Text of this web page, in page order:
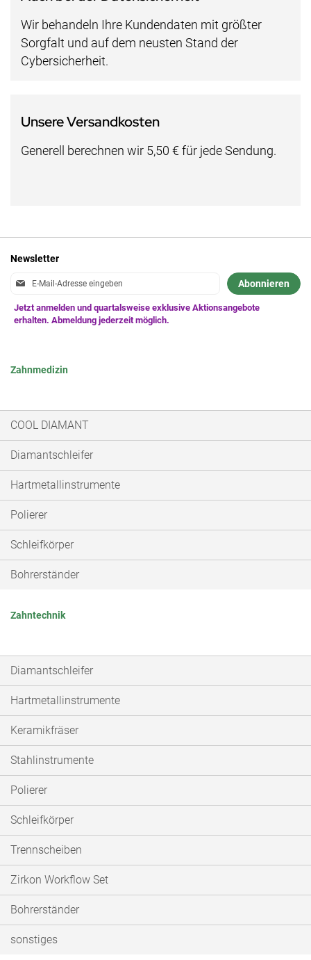
Wir behandeln Ihre Kundendaten mit größter
Sorgfalt und auf dem neusten Stand der
Cybersicherheit.
Unsere Versandkosten
Generell berechnen wir 5,50 € für jede Sendung.
Newsletter
Anmeldung
Newsletter:
Abonnieren
Zahnmedizin
COOL DIAMANT
Diamantschleifer
Hartmetallinstrumente
Polierer
Schleifkörper
Bohrerständer
Zahntechnik
Diamantschleifer
Hartmetallinstrumente
Keramikfräser
Stahlinstrumente
Polierer
Schleifkörper
Trennscheiben
Zirkon Workflow Set
Bohrerständer
sonstiges